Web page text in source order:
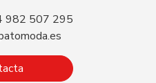
982 507 295